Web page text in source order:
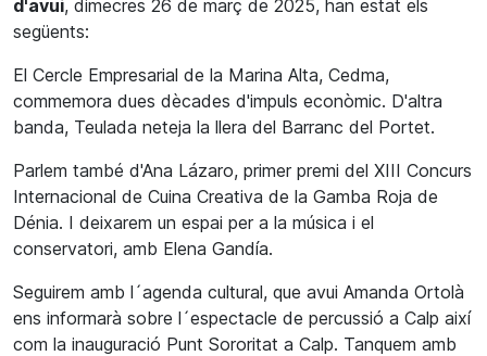
d'avui, dimecres 26 de març de 2025, han estat els
següents:
El Cercle Empresarial de la Marina Alta, Cedma,
commemora dues dècades d'impuls econòmic. D'altra
banda, Teulada neteja la llera del Barranc del Portet.
Parlem també d'Ana Lázaro, primer premi del XIII Concurs
Internacional de Cuina Creativa de la Gamba Roja de
Dénia. I deixarem un espai per a la música i el
conservatori, amb Elena Gandía.
Seguirem amb l´agenda cultural, que avui Amanda Ortolà
ens informarà sobre l´espectacle de percussió a Calp així
com la inauguració Punt Sororitat a Calp. Tanquem amb